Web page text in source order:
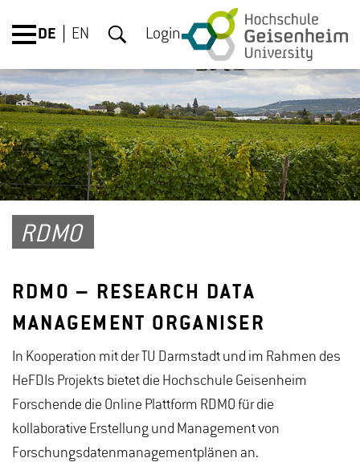
DE EN Login
RDMO
RDMO – RESEARCH DATA
MANAGEMENT ORGANISER
In Kooperation mit der TU Darmstadt und im Rahmen des
HeFDIs Projekts bietet die Hochschule Geisenheim
Forschende die Online Plattform RDMO für die
kollaborative Erstellung und Management von
Forschungsdatenmanagementplänen an.